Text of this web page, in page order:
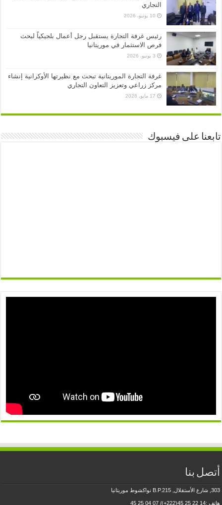
التجاري
10 يونيو، 2026
رئيس غرفة التجارة يستقبل رجل أعمال بلجيكياً لبحث
فرص الاستثمار في موريتانيا
3 يونيو، 2026
غرفة التجارة الموريتانية تبحث مع نظيرتها الأوكرانية إنشاء
مركز زراعي وتعزيز التعاون التجاري
17 مايو، 2026
تابعنا على فيسبوك
أتصل بنا
303, شارع الأستقلال, B.P.215 نواكشوط موريتانيا
هاتف :14 22 25 45(222+)/ 07 04 25 45